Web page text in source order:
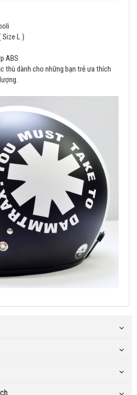
Size L )
ABS
thù dành cho những bạn trẻ ưa thích